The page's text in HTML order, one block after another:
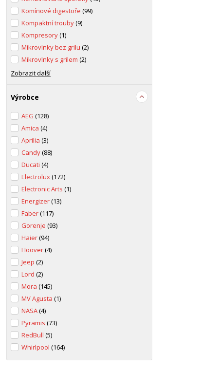
Komínové digestoře(99)
Kompaktní trouby(9)
Kompresory(1)
Mikrovlnky bez grilu(2)
Mikrovlnky s grilem(2)
Zobrazit další
Výrobce
AEG(128)
Amica(4)
Aprilia(3)
Candy(88)
Ducati(4)
Electrolux(172)
Electronic Arts(1)
Energizer(13)
Faber(117)
Gorenje(93)
Haier(94)
Hoover(4)
Jeep(2)
Lord(2)
Mora(145)
MV Agusta(1)
NASA(4)
Pyramis(73)
RedBull(5)
Whirlpool(164)